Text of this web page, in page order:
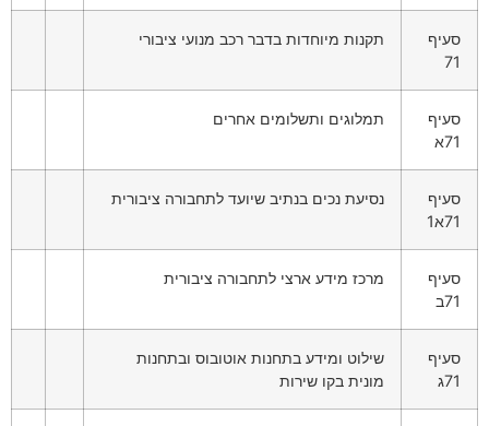
סעיף
71
תקנות מיוחדות בדבר רכב מנועי ציבורי
סעיף
71א
תמלוגים ותשלומים אחרים
סעיף
71א1
נסיעת נכים בנתיב שיועד לתחבורה ציבורית
סעיף
71ב
מרכז מידע ארצי לתחבורה ציבורית
סעיף
71ג
שילוט ומידע בתחנות אוטובוס ובתחנות
מונית בקו שירות